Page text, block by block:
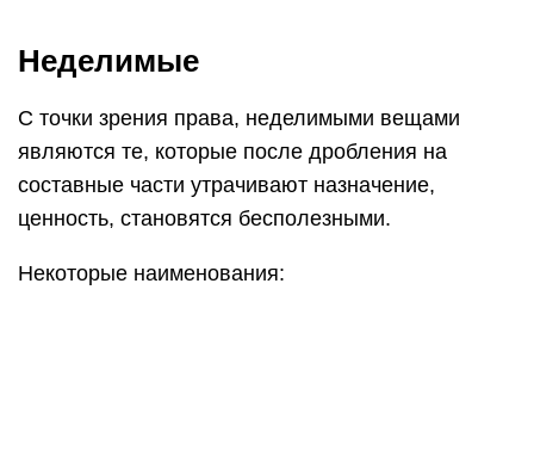
Неделимые
С точки зрения права, неделимыми вещами
являются те, которые после дробления на
составные части утрачивают назначение,
ценность, становятся бесполезными.
Некоторые наименования: